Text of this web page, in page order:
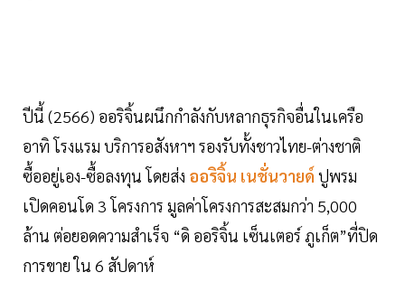
ปีนี้ (2566) ออริจิ้นผนึกกำลังกับหลากธุรกิจอื่นในเครือ
อาทิ โรงแรม บริการอสังหาฯ รองรับทั้งชาวไทย-ต่างชาติ
ซื้ออยู่เอง-ซื้อลงทุน โดยส่ง ออริจิ้น เนชั่นวายด์ ปูพรม
เปิดคอนโด 3 โครงการ มูลค่าโครงการสะสมกว่า 5,000
ล้าน ต่อยอดความสำเร็จ “ดิ ออริจิ้น เซ็นเตอร์ ภูเก็ต”ที่ปิด
การขาย ใน 6 สัปดาห์